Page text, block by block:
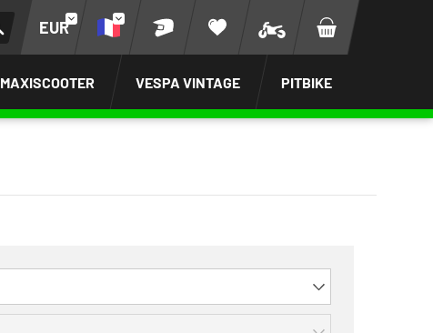
EUR
MAXISCOOTER VESPA VINTAGE PITBIKE